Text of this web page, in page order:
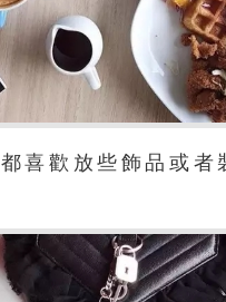
喜歡放些飾品或者